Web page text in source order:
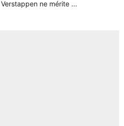
ne mérite ...